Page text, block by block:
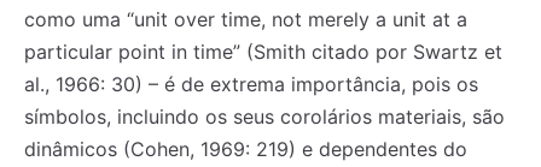
como uma “unit over time, not merely a unit at a
particular point in time” (Smith citado por Swartz et
al., 1966: 30) – é de extrema importância, pois os
símbolos, incluindo os seus corolários materiais, são
dinâmicos (Cohen, 1969: 219) e dependentes do